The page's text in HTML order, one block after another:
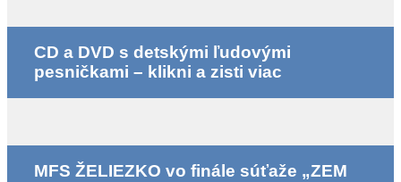
CD a DVD s detskými ľudovými
pesničkami – klikni a zisti viac
MFS ŽELIEZKO vo finále súťaže „ZEM